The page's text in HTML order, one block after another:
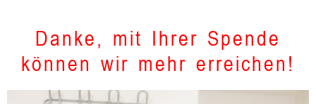
Danke, mit Ihrer Spende
können wir mehr erreichen!